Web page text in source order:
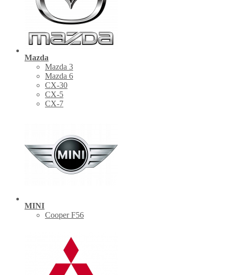
Mazda
Mazda 3
Mazda 6
CX-30
СХ-5
CX-7
MINI
Cooper F56